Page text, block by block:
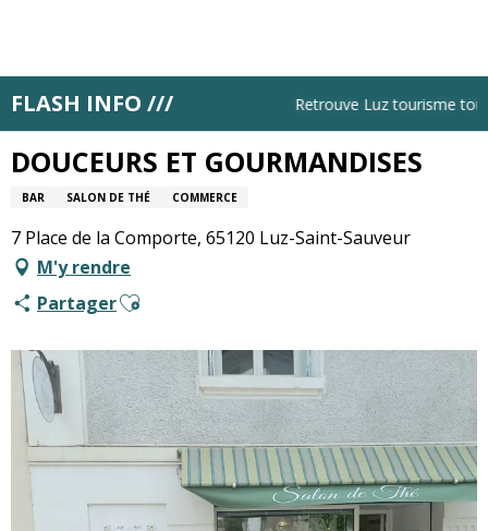
principal
FLASH INFO /// Retrouve Luz tourisme tous
Accueil DOUCEURS ET GOURMANDISES
DOUCEURS ET GOURMANDISES
BAR SALON DE THÉ COMMERCE
7 Place de la Comporte, 65120 Luz-Saint-Sauveur
M'y rendre
PartagerAjouter aux favoris